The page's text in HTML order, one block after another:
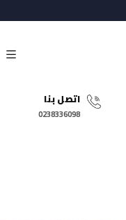
اتصل بنا
0238336098